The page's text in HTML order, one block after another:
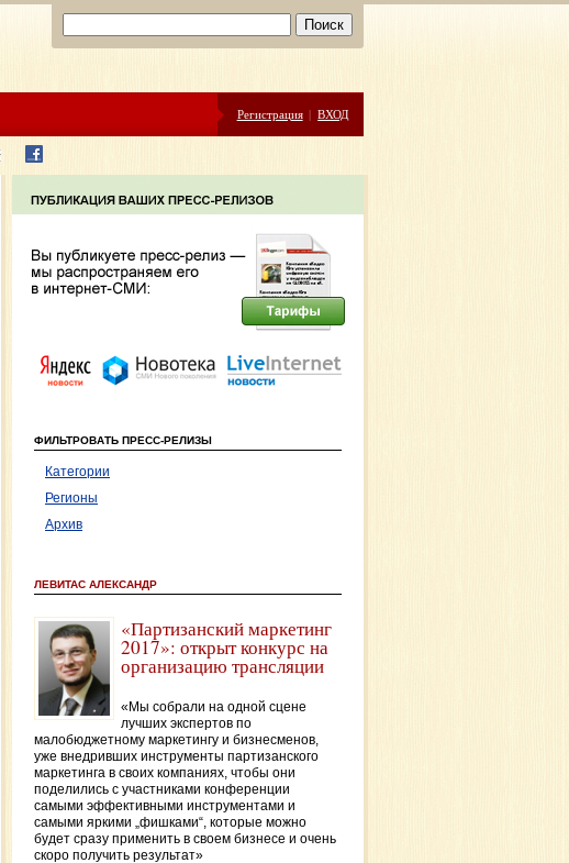
Регистрация | ВХОД
ФИЛЬТРОВАТЬ ПРЕСС-РЕЛИЗЫ
Категории
Регионы
Архив
ЛЕВИТАС АЛЕКСАНДР
«Партизанский маркетинг
2017»: открыт конкурс на
организацию трансляции
«Мы собрали на одной сцене
лучших экспертов по
малобюджетному маркетингу и бизнесменов,
уже внедривших инструменты партизанского
маркетинга в своих компаниях, чтобы они
поделились с участниками конференции
самыми эффективными инструментами и
самыми яркими „фишками“, которые можно
будет сразу применить в своем бизнесе и очень
скоро получить результат»